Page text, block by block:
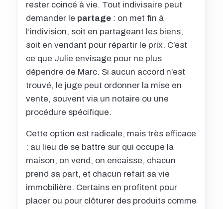
rester coincé à vie. Tout indivisaire peut
demander le partage : on met fin à
l’indivision, soit en partageant les biens,
soit en vendant pour répartir le prix. C’est
ce que Julie envisage pour ne plus
dépendre de Marc. Si aucun accord n’est
trouvé, le juge peut ordonner la mise en
vente, souvent via un notaire ou une
procédure spécifique.
Cette option est radicale, mais très efficace
: au lieu de se battre sur qui occupe la
maison, on vend, on encaisse, chacun
prend sa part, et chacun refait sa vie
immobilière. Certains en profitent pour
placer ou pour clôturer des produits comme